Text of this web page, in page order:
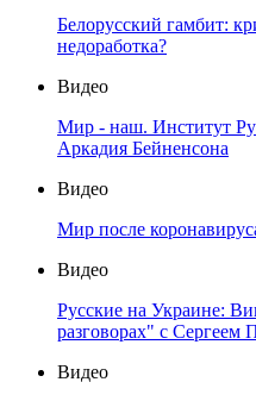
Белорусский гамбит:
недоработка?
Видео
Мир - наш. Институт
Аркадия Бейненсона
Видео
Мир после
Видео
Русские на Украине:
разговорах" с Сергеем
Видео